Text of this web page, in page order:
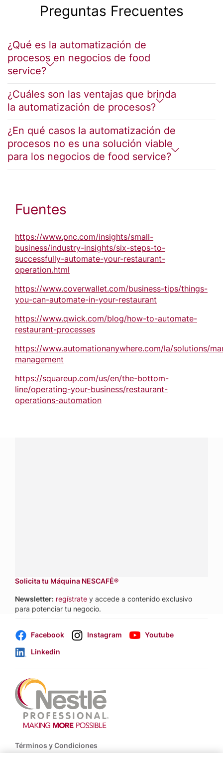
Preguntas Frecuentes
¿Qué es la automatización de
procesos en negocios de food
service?
¿Cuáles son las ventajas que brinda
la automatización de procesos?
¿En qué casos la automatización de
procesos no es una solución viable
para los negocios de food service?
Fuentes
https://www.pnc.com/insights/small-
business/industry-insights/six-steps-to-
successfully-automate-your-restaurant-
operation.html
https://www.coverwallet.com/business-tips/things-
you-can-automate-in-your-restaurant
https://www.qwick.com/blog/how-to-automate-
restaurant-processes
https://www.automationanywhere.com/la/solutions/
management
https://squareup.com/us/en/the-bottom-
line/operating-your-business/restaurant-
operations-automation
Solicita tu Máquina NESCAFÉ®
Newsletter: regístrate y accede a contenido exclusivo
para potenciar tu negocio.
Facebook Instagram
Youtube
Linkedin
Footer
Términos y Condiciones